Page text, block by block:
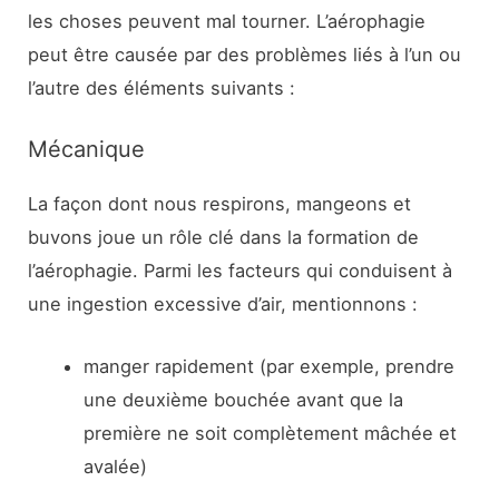
les choses peuvent mal tourner. L’aérophagie
peut être causée par des problèmes liés à l’un ou
l’autre des éléments suivants :
Mécanique
La façon dont nous respirons, mangeons et
buvons joue un rôle clé dans la formation de
l’aérophagie. Parmi les facteurs qui conduisent à
une ingestion excessive d’air, mentionnons :
manger rapidement (par exemple, prendre
une deuxième bouchée avant que la
première ne soit complètement mâchée et
avalée)